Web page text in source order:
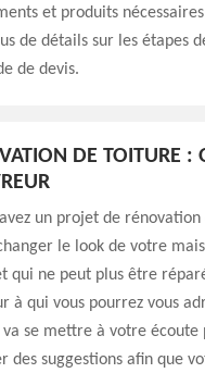
et produits
de détails sur les étapes
de devis.
DE TOITURE :
un projet de
le look de votre
qui ne peut plus être
à qui vous pourrez vous
va se mettre à votre
des suggestions afin que